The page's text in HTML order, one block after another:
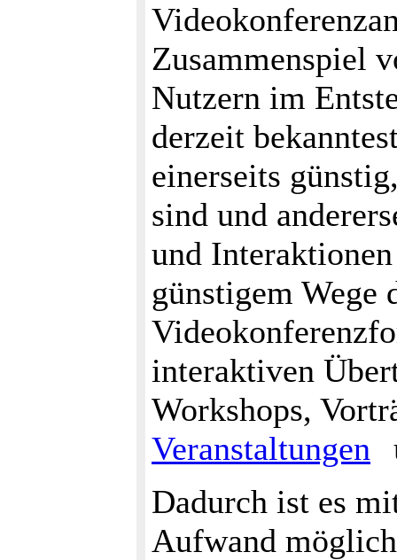
Zusammenspiel
Nutzern im
derzeit
einerseits
sind und
und
günstigem Wege
interaktiven
Workshops,
Veranstaltungen
Dadurch ist es
Aufwand